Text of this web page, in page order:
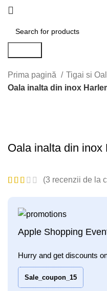
Prima pagină
Tigai si
Oala inalta din inox
Oala inalta din inox
(3 recenzii de la
Apple Shopping
Hurry and get discounts
Sale_coupon_15